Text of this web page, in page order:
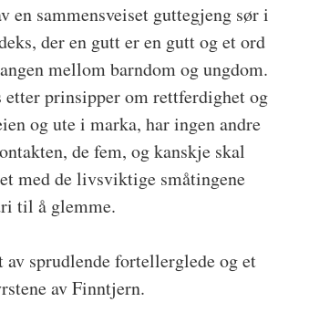
sammensveiset guttegjeng sør i
der en gutt er en gutt og et ord
mellom barndom og ungdom.
prinsipper om rettferdighet og
og ute i marka, har ingen andre
de fem, og kanskje skal
med de livsviktige småtingene
til å glemme.
sprudlende fortellerglede og et
av Finntjern.